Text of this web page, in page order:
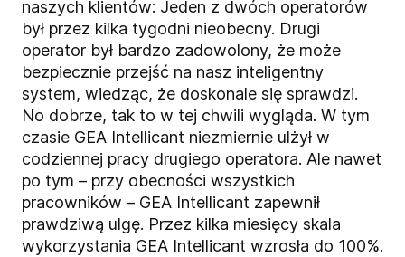
naszych klientów: Jeden z dwóch operatorów
był przez kilka tygodni nieobecny. Drugi
operator był bardzo zadowolony, że może
bezpiecznie przejść na nasz inteligentny
system, wiedząc, że doskonale się sprawdzi.
No dobrze, tak to w tej chwili wygląda. W tym
czasie GEA Intellicant niezmiernie ulżył w
codziennej pracy drugiego operatora. Ale nawet
po tym – przy obecności wszystkich
pracowników – GEA Intellicant zapewnił
prawdziwą ulgę. Przez kilka miesięcy skala
wykorzystania GEA Intellicant wzrosła do 100%.